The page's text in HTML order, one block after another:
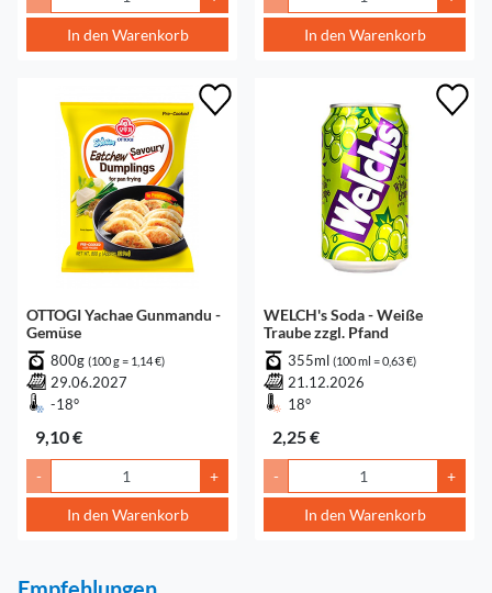
In den Warenkorb In den Warenkorb
OTTOGI Yachae Gunmandu -
Gemüse
800g (100 g = 1,14 €)
29.06.2027
-18°
9,10 €
- +
In den Warenkorb
WELCH's Soda - Weiße
Traube zzgl. Pfand
355ml (100 ml = 0,63 €)
21.12.2026
18°
2,25 €
- +
In den Warenkorb